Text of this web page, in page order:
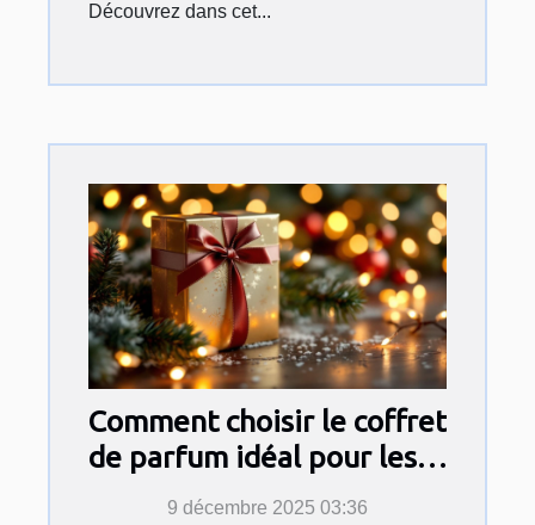
Découvrez dans cet...
Comment choisir le coffret
de parfum idéal pour les
fêtes ?9 décembre 2025 03:36